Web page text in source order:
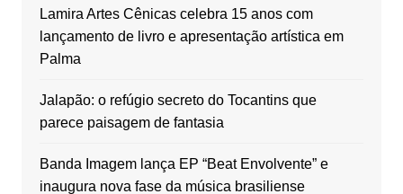
Lamira Artes Cênicas celebra 15 anos com
lançamento de livro e apresentação artística em
Palma
Jalapão: o refúgio secreto do Tocantins que
parece paisagem de fantasia
Banda Imagem lança EP “Beat Envolvente” e
inaugura nova fase da música brasiliense